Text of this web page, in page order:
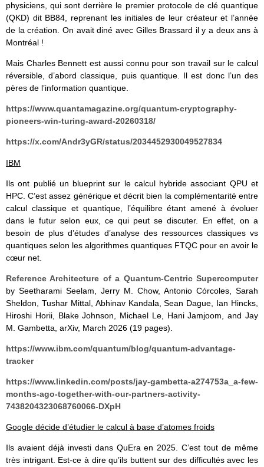
physiciens, qui sont derrière le premier protocole de clé quantique
(QKD) dit BB84, reprenant les initiales de leur créateur et l’année
de la création. On avait diné avec Gilles Brassard il y a deux ans à
Montréal !
Mais Charles Bennett est aussi connu pour son travail sur le calcul
réversible, d’abord classique, puis quantique. Il est donc l’un des
pères de l’information quantique.
https://www.quantamagazine.org/quantum-cryptography-
pioneers-win-turing-award-20260318/
https://x.com/Andr3yGR/status/2034452930049527834
IBM
Ils ont publié un blueprint sur le calcul hybride associant QPU et
HPC. C’est assez générique et décrit bien la complémentarité entre
calcul classique et quantique, l’équilibre étant amené à évoluer
dans le futur selon eux, ce qui peut se discuter. En effet, on a
besoin de plus d’études d’analyse des ressources classiques vs
quantiques selon les algorithmes quantiques FTQC pour en avoir le
cœur net.
Reference Architecture of a Quantum-Centric Supercomputer
by Seetharami Seelam, Jerry M. Chow, Antonio Córcoles, Sarah
Sheldon, Tushar Mittal, Abhinav Kandala, Sean Dague, Ian Hincks,
Hiroshi Horii, Blake Johnson, Michael Le, Hani Jamjoom, and Jay
M. Gambetta, arXiv, March 2026 (19 pages).
https://www.ibm.com/quantum/blog/quantum-advantage-
tracker
https://www.linkedin.com/posts/jay-gambetta-a274753a_a-few-
months-ago-together-with-our-partners-activity-
7438204323068760066-DXpH
Google décide d’étudier le calcul à base d’atomes froids
Ils avaient déjà investi dans QuEra en 2025. C’est tout de même
très intrigant. Est-ce à dire qu’ils buttent sur des difficultés avec les